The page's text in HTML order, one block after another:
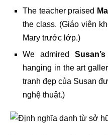
The teacher praised
the class. (Giáo viên
Mary trước lớp.)
We admiredSusan’s
hanging in the art
tranh đẹp của Susan
nghệ thuật.)